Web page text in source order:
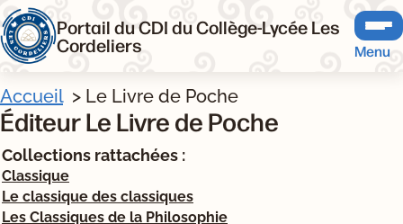
Portail du CDI du Collège-Lycée Les
Cordeliers Menu
Accueil Le Livre de Poche
Éditeur Le Livre de Poche
Collections rattachées :
Classique
Le classique des classiques
Les Classiques de la Philosophie